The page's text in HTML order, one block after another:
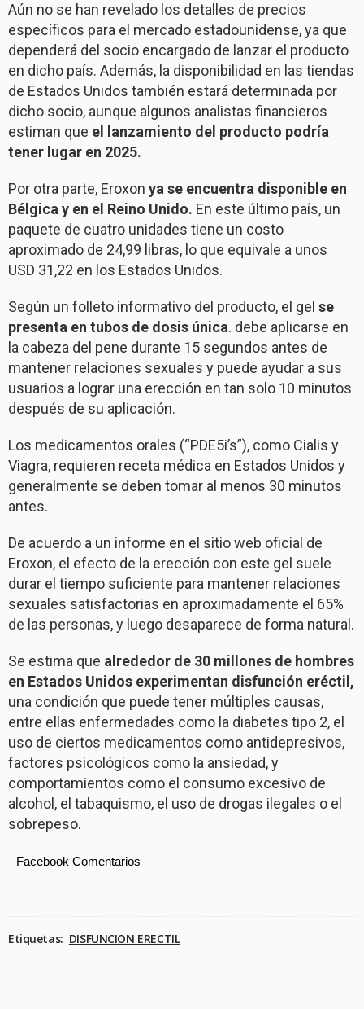
Aún no se han revelado los detalles de precios
específicos para el mercado estadounidense, ya que
dependerá del socio encargado de lanzar el producto
en dicho país. Además, la disponibilidad en las tiendas
de Estados Unidos también estará determinada por
dicho socio, aunque algunos analistas financieros
estiman que el lanzamiento del producto podría
tener lugar en 2025.
Por otra parte, Eroxon ya se encuentra disponible en
Bélgica y en el Reino Unido. En este último país, un
paquete de cuatro unidades tiene un costo
aproximado de 24,99 libras, lo que equivale a unos
USD 31,22 en los Estados Unidos.
Según un folleto informativo del producto, el gel se
presenta en tubos de dosis única. debe aplicarse en
la cabeza del pene durante 15 segundos antes de
mantener relaciones sexuales y puede ayudar a sus
usuarios a lograr una erección en tan solo 10 minutos
después de su aplicación.
Los medicamentos orales (“PDE5i’s”), como Cialis y
Viagra, requieren receta médica en Estados Unidos y
generalmente se deben tomar al menos 30 minutos
antes.
De acuerdo a un informe en el sitio web oficial de
Eroxon, el efecto de la erección con este gel suele
durar el tiempo suficiente para mantener relaciones
sexuales satisfactorias en aproximadamente el 65%
de las personas, y luego desaparece de forma natural.
Se estima que alrededor de 30 millones de hombres
en Estados Unidos experimentan disfunción eréctil,
una condición que puede tener múltiples causas,
entre ellas enfermedades como la diabetes tipo 2, el
uso de ciertos medicamentos como antidepresivos,
factores psicológicos como la ansiedad, y
comportamientos como el consumo excesivo de
alcohol, el tabaquismo, el uso de drogas ilegales o el
sobrepeso.
Facebook Comentarios
Etiquetas: DISFUNCION ERECTIL